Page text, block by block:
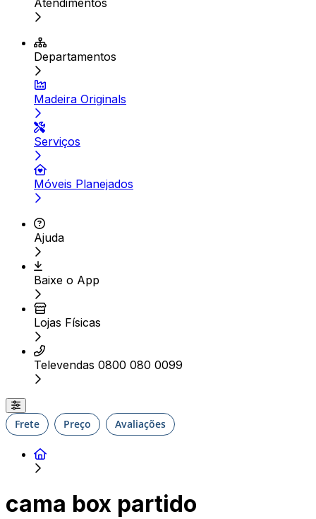
Atendimentos
Departamentos
Madeira Originals
Serviços
Móveis Planejados
Ajuda
Baixe o App
Lojas Físicas
Televendas 0800 080 0099
Frete Preço Avaliações
cama box partido